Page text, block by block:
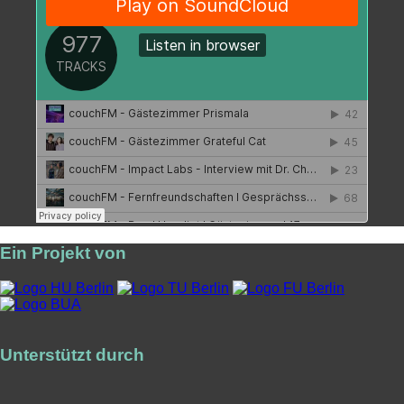
Ein Projekt von
Unterstützt durch